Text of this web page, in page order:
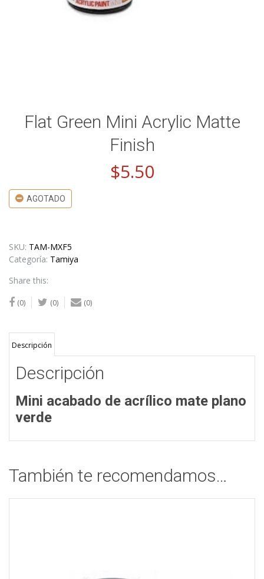
Flat Green Mini Acrylic Matte
Finish
$5.50
AGOTADO
SKU: TAM-MXF5
Categoría: Tamiya
Share this:
(0) (0) (0)
Descripción
Descripción
Mini acabado de acrílico mate plano
verde
También te recomendamos…